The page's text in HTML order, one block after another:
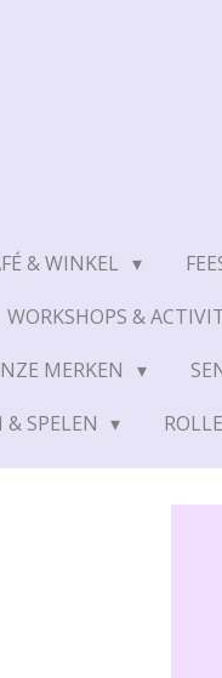
& WINKEL
WORKSHOPS &
MERKEN
SPELEN